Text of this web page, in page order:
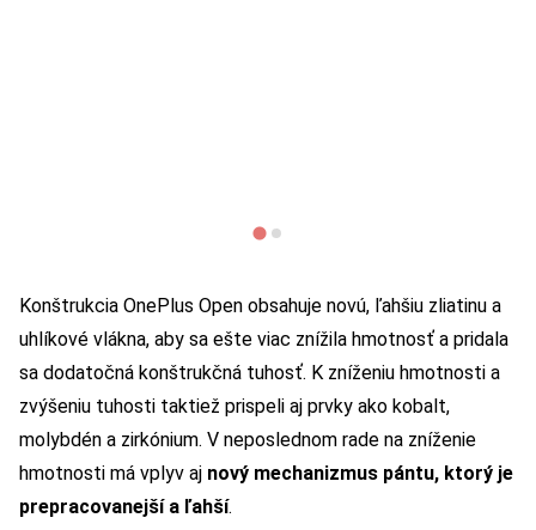
Konštrukcia OnePlus Open obsahuje novú, ľahšiu zliatinu a
uhlíkové vlákna, aby sa ešte viac znížila hmotnosť a pridala
sa dodatočná konštrukčná tuhosť. K zníženiu hmotnosti a
zvýšeniu tuhosti taktiež prispeli aj prvky ako kobalt,
molybdén a zirkónium. V neposlednom rade na zníženie
hmotnosti má vplyv aj nový mechanizmus pántu, ktorý je
prepracovanejší a ľahší.